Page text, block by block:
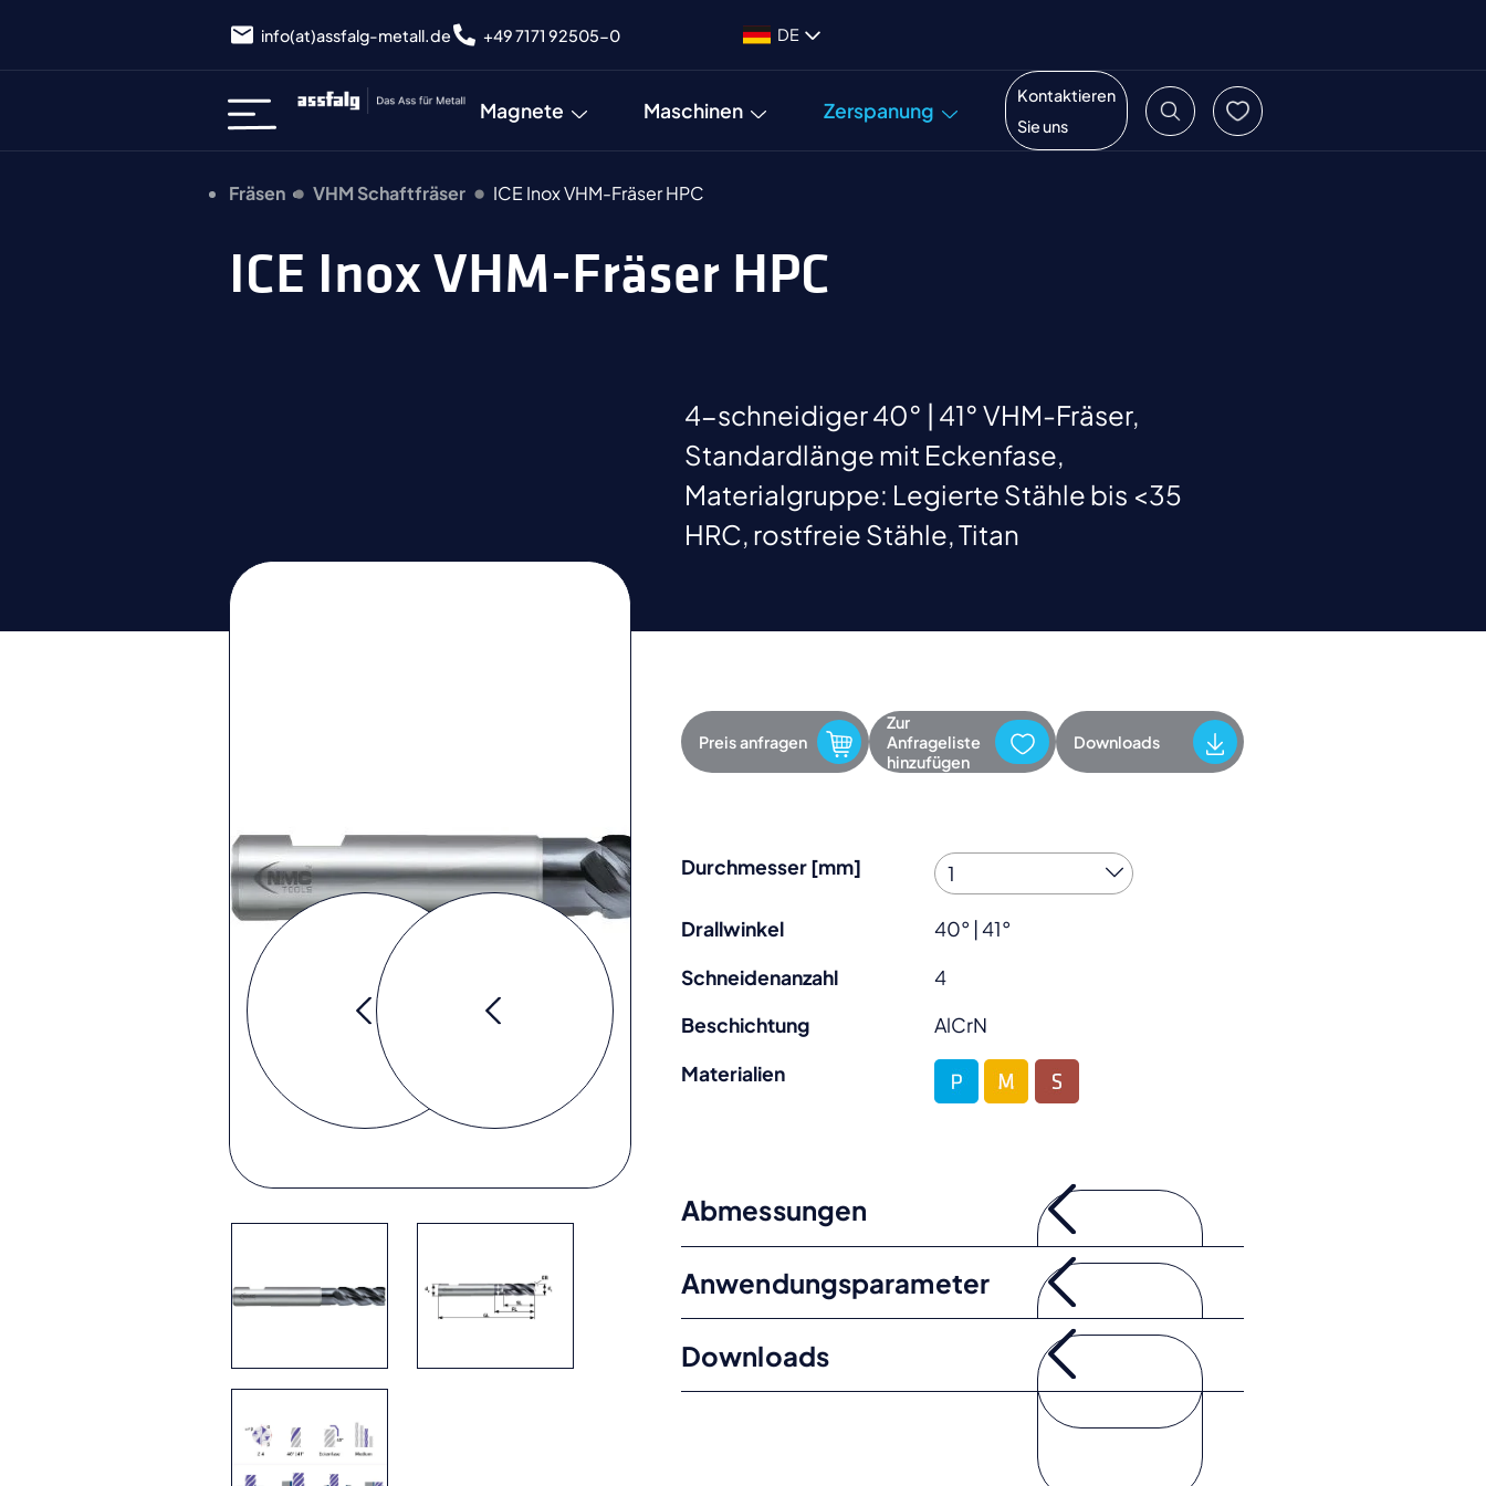
info(at)assfalg-metall.de +49 7171 92505-0 DE
Magnete Maschinen Zerspanung
Kontaktieren
Sie uns
Fräsen VHM Schaftfräser ICE Inox VHM-Fräser HPC
ICE Inox VHM-Fräser HPC
4-schneidiger 40° | 41° VHM-Fräser,
Standardlänge mit Eckenfase,
Materialgruppe: Legierte Stähle bis <35
HRC, rostfreie Stähle, Titan
Preis anfragen
Zur
Anfrageliste
hinzufügen
Downloads
Durchmesser [mm]
Drallwinkel
40° | 41°
Schneidenanzahl
4
Beschichtung
AlCrN
Materialien
Abmessungen
Anwendungsparameter
Downloads